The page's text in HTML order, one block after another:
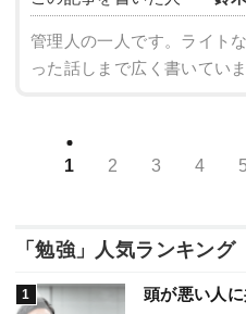
管理人の一人です。ライト
った話しまで広く書いていま
1 2 3 4 5
「勉強」人気ランキング
頭が悪い人